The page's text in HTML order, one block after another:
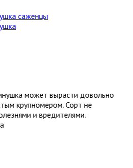
может вырасти довольно
крупномером. Сорт не
и вредителями.